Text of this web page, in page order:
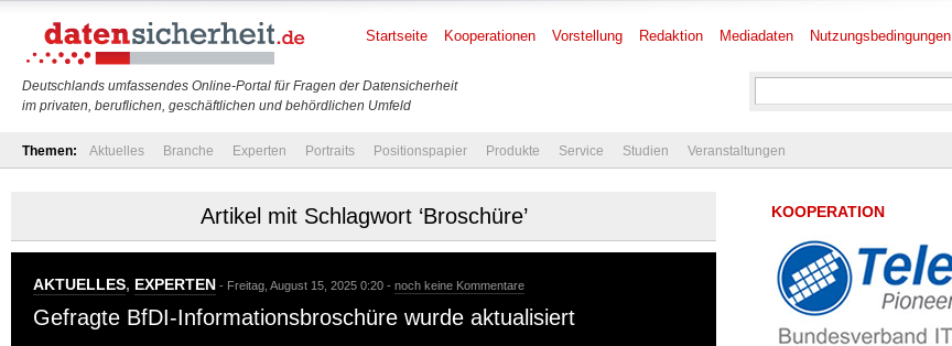
Deutschlands umfassendes Online-Portal für Fragen der Datensicherheit
im privaten, beruflichen, geschäftlichen und behördlichen Umfeld
Startseite Kooperationen Vorstellung Redaktion Mediadaten Nutzungsbedingungen
Themen: Aktuelles Branche Experten Portraits Positionspapier Produkte Service Studien Veranstaltungen
Artikel mit Schlagwort ‘Broschüre’
AKTUELLES, EXPERTEN - Freitag, August 15, 2025 0:20 - noch keine Kommentare
Gefragte BfDI-Informationsbroschüre wurde aktualisiert
KOOPERATION